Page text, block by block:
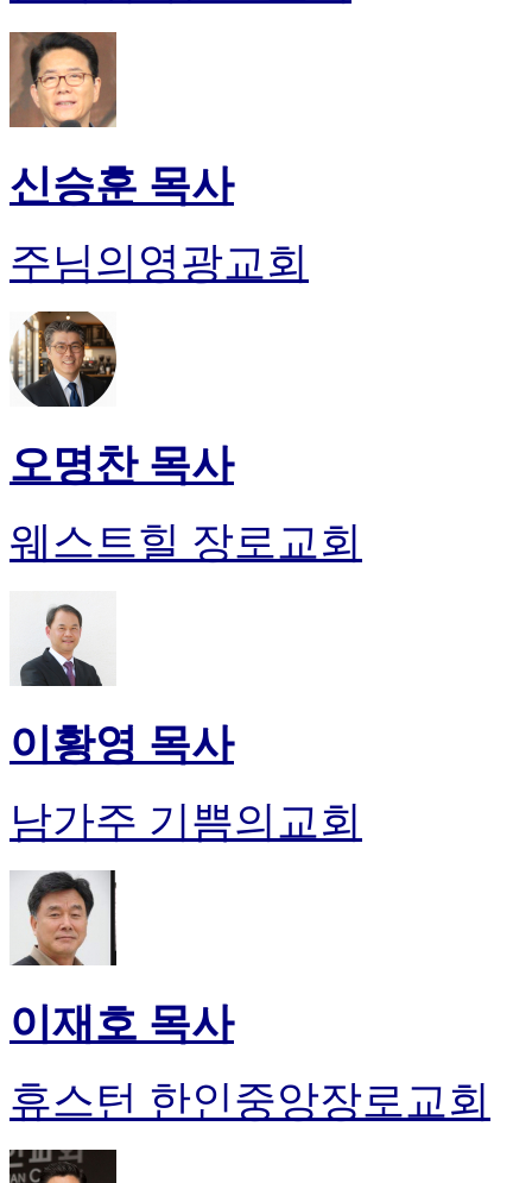
신승훈 목사
주님의영광교회
오명찬 목사
웨스트힐 장로교회
이황영 목사
남가주 기쁨의교회
이재호 목사
휴스턴 한인중앙장로교회